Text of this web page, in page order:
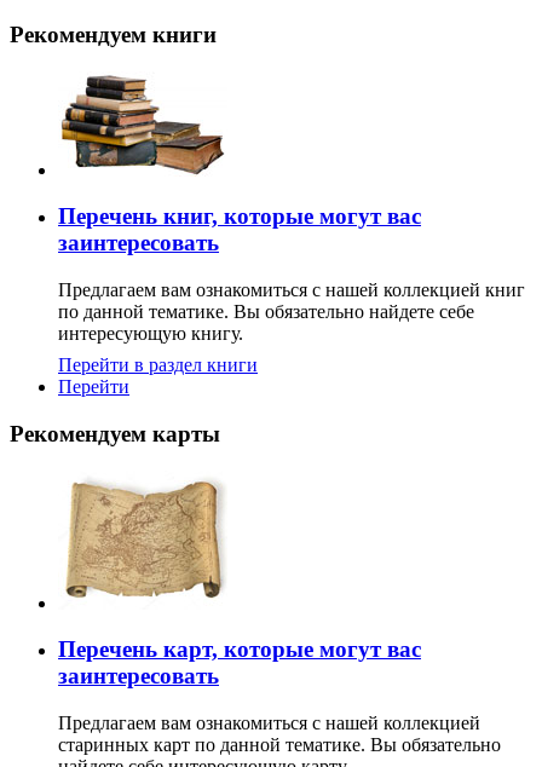
Рекомендуем книги
Перечень книг, которые могут вас
заинтересовать
Предлагаем вам ознакомиться с нашей коллекцией книг
по данной тематике. Вы обязательно найдете себе
интересующую книгу.
Перейти в раздел книги
Перейти
Рекомендуем карты
Перечень карт, которые могут вас
заинтересовать
Предлагаем вам ознакомиться с нашей коллекцией
старинных карт по данной тематике. Вы обязательно